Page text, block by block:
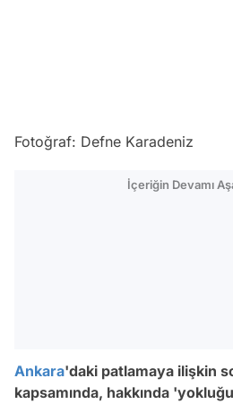
Fotoğraf: Defne Karadeniz
İçeriğin Devamı
Ankara'daki patlamaya ilişkin
kapsamında, hakkında